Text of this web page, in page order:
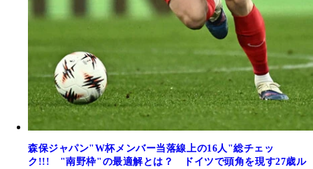
森保ジャパン"W杯メンバー当落線上の16人"総チェッ
ク!!! "南野枠"の最適解とは？ ドイツで頭角を現す27歳ル